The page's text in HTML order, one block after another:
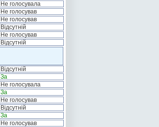
Не голосувала
Не голосував
Не голосував
Відсутній
Не голосував
Відсутній
Відсутній
За
Не голосувала
За
Не голосував
Відсутній
За
Не голосував